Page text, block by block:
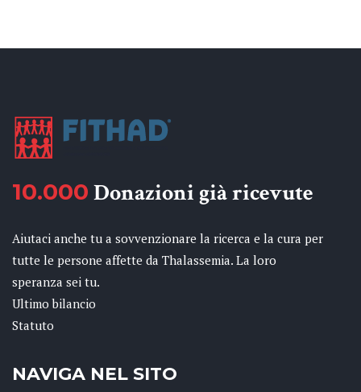
10.000 Donazioni già ricevute
Aiutaci anche tu a sovvenzionare la ricerca e la cura per
tutte le persone affette da Thalassemia. La loro
speranza sei tu.
Ultimo bilancio
Statuto
NAVIGA NEL SITO